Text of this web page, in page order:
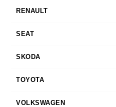
RENAULT
SEAT
SKODA
TOYOTA
VOLKSWAGEN